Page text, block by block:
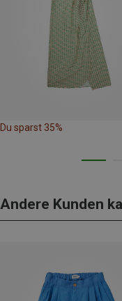
Du sparst 35%
Andere Kunden